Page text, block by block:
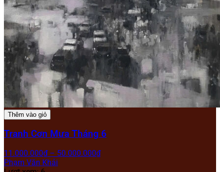
Thêm vào giỏ
Tranh Cơn Mưa Tháng 6
11.000.000₫ – 50.000.000₫
Phạm Văn Khải